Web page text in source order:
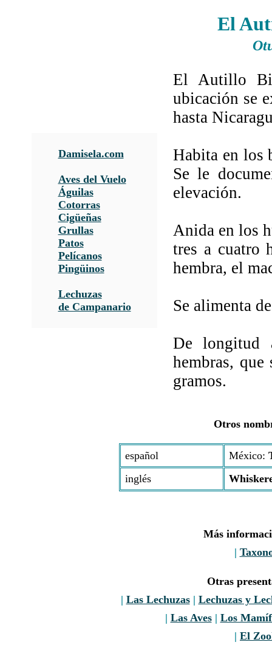
El
Damisela.com
Aves del Vuelo
Águilas
Cotorras
Cigüeñas
Grullas
Patos
Pelícanos
Pingüinos
Lechuzas
de Campanario
El Autillo
ubicación se
hasta
Habita en los
Se le
elevación.
Anida en los
tres a cuatro
hembra, el
Se alimenta
De longitud
hembras, que
gramos.
Otros
español México:
inglés
Más
|
Otras
| Las Lechuzas| Lechuzas y
| Las Aves| Los
| El